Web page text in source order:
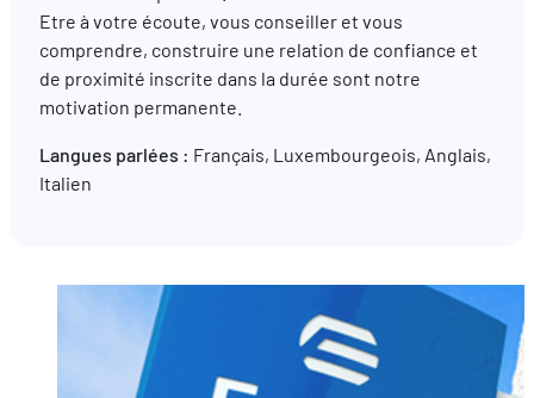
Etre à votre écoute, vous conseiller et vous
comprendre, construire une relation de confiance et
de proximité inscrite dans la durée sont notre
motivation permanente.
Langues parlées : Français, Luxembourgeois, Anglais,
Italien